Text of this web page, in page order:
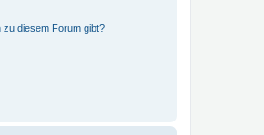
zu diesem Forum gibt?